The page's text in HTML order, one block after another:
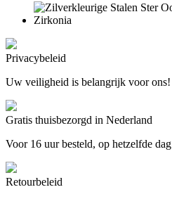
Privacybeleid
Uw veiligheid is belangrijk voor ons!
Gratis thuisbezorgd in Nederland
Voor 16 uur besteld, op hetzelfde
Retourbeleid